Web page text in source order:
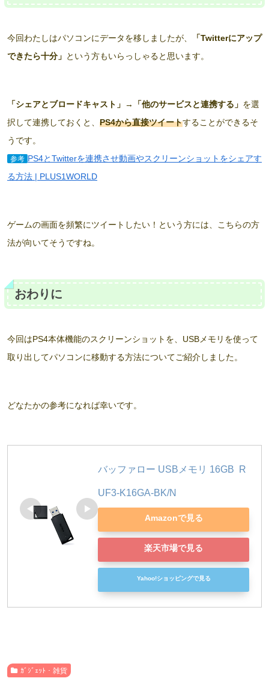
今回わたしはパソコンにデータを移しましたが、
「Twitterにアップ
できたら十分」 という方もいらっしゃると思います。
「シェアとブロードキャスト」 → 「他のサービスと連携する」 を選
択して連携しておくと、 PS4から直接ツイートすることができるそ
うです。
参考 PS4とTwitterを連携させ動画やスクリーンショットをシェアす
る方法 | PLUS1WORLD
ゲームの画面を頻繁にツイートしたい！という方には、こちらの方
法が向いてそうですね。
おわりに
今回はPS4本体機能のスクリーンショットを、USBメモリを使って
取り出してパソコンに移動する方法についてご紹介しました。
どなたかの参考になれば幸いです。
バッファロー USBメモリ 16GB  R
UF3-K16GA-BK/N
Amazonで見る
楽天市場で見る
Yahoo!ショッピングで見る
ｶﾞｼﾞｪｯﾄ・雑貨